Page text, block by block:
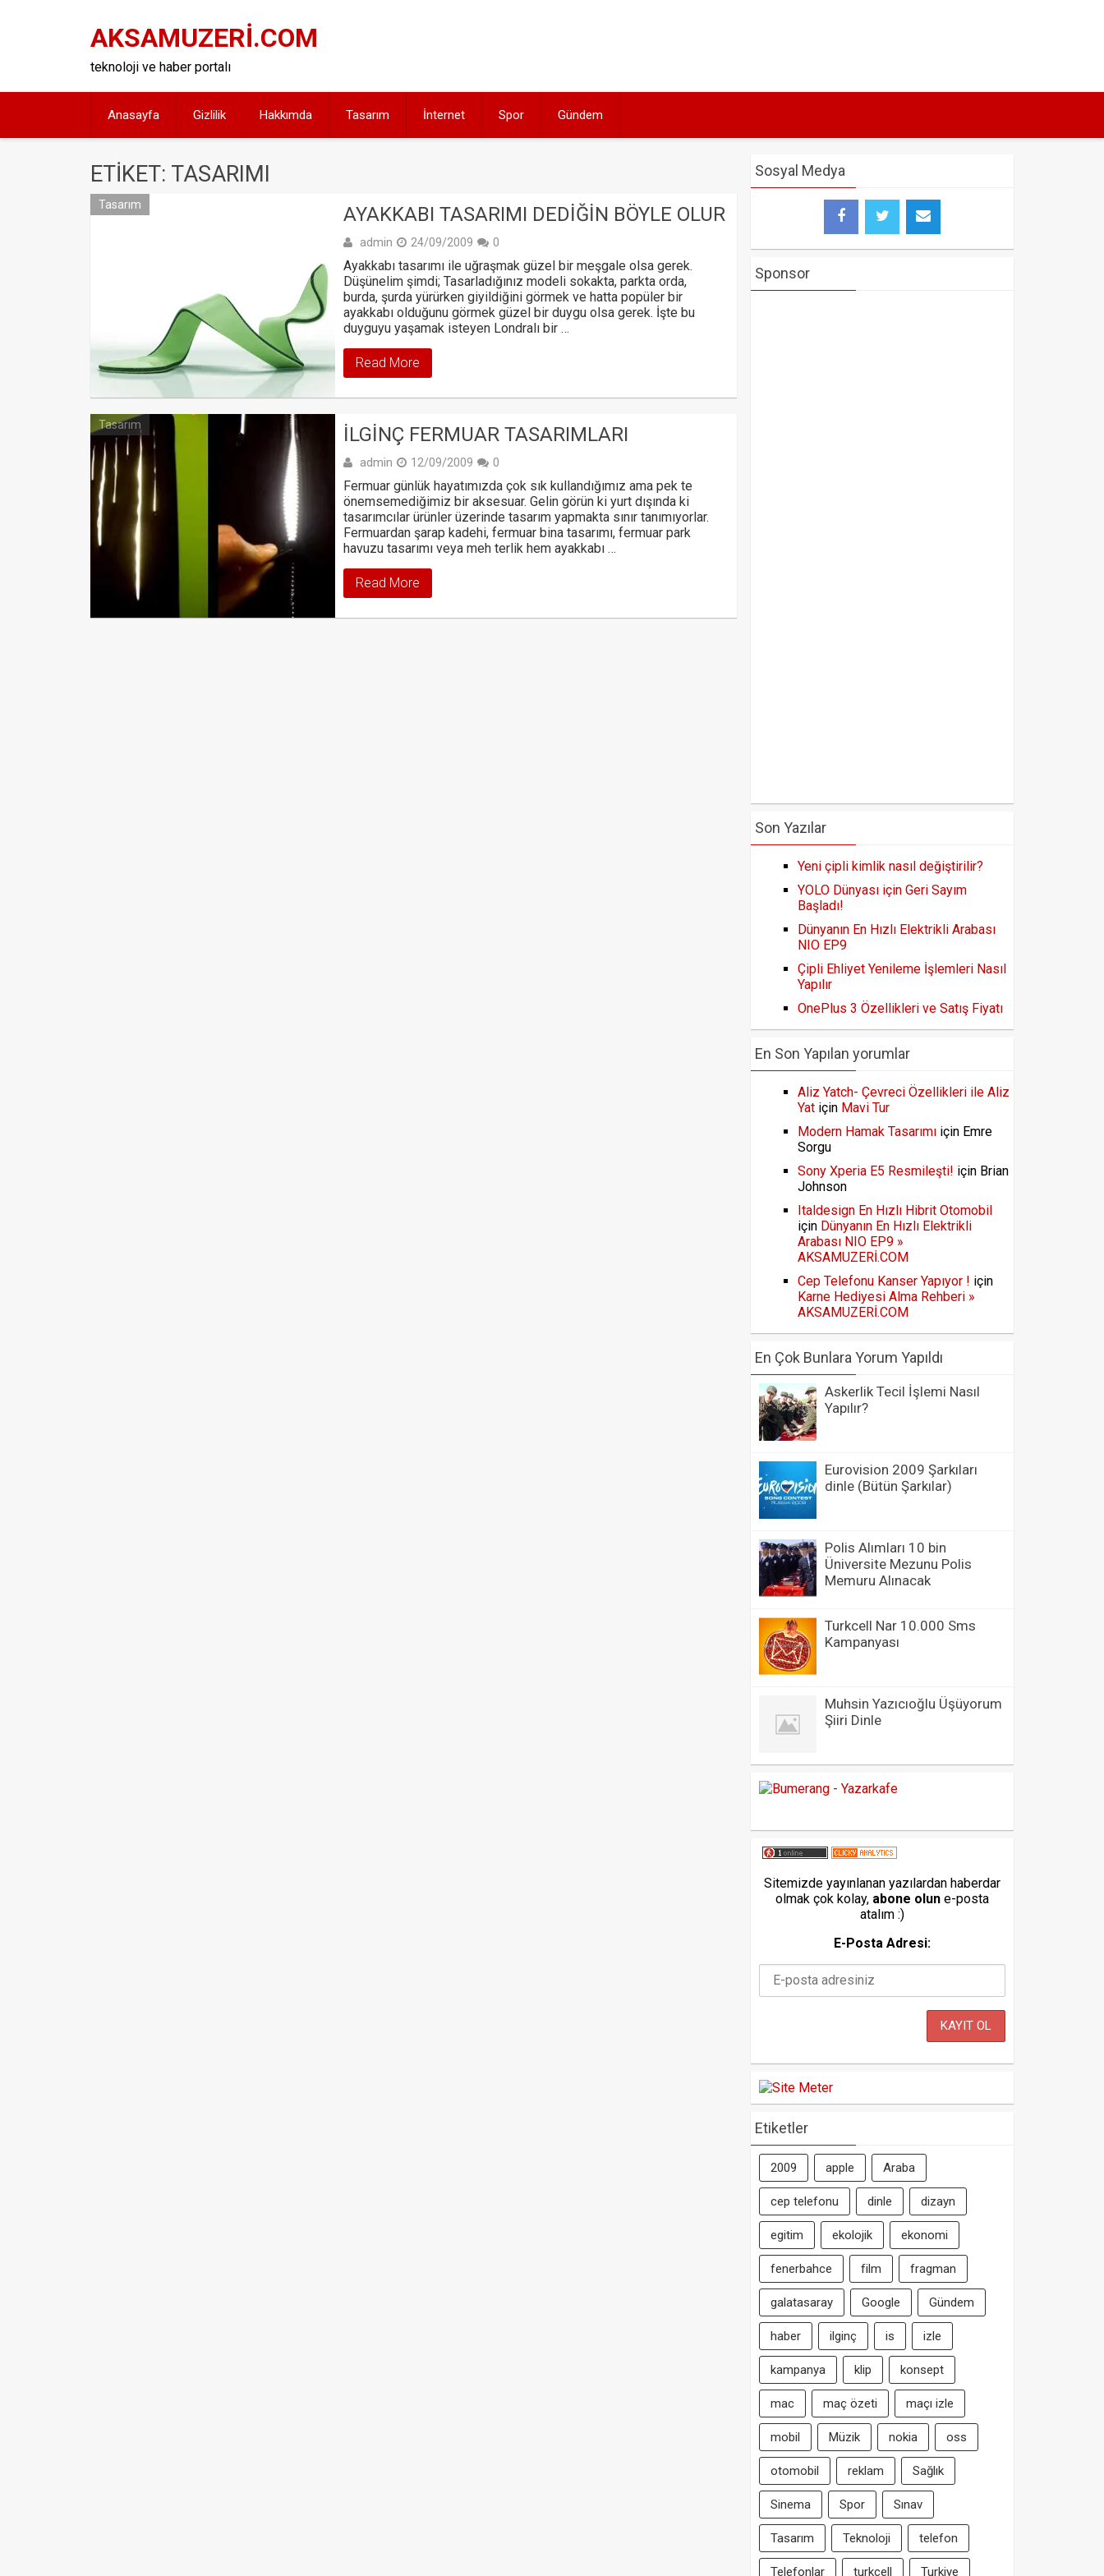
AKSAMUZERİ.COM
teknoloji ve haber portalı
Anasayfa Gizlilik Hakkımda Tasarım İnternet Spor Gündem
ETIKET: TASARIMI
Tasarım AYAKKABI TASARIMI DEDIĞIN BÖYLE OLUR
admin 24/09/2009 0
Ayakkabı tasarımı ile uğraşmak güzel bir meşgale olsa gerek.
Düşünelim şimdi; Tasarladığınız modeli sokakta, parkta orda,
burda, şurda yürürken giyildiğini görmek ve hatta popüler bir
ayakkabı olduğunu görmek güzel bir duygu olsa gerek. İşte bu
duyguyu yaşamak isteyen Londralı bir …
Read More
Tasarım İLGINÇ FERMUAR TASARIMLARI
admin 12/09/2009 0
Fermuar günlük hayatımızda çok sık kullandığımız ama pek te
önemsemediğimiz bir aksesuar. Gelin görün ki yurt dışında ki
tasarımcılar ürünler üzerinde tasarım yapmakta sınır tanımıyorlar.
Fermuardan şarap kadehi, fermuar bina tasarımı, fermuar park
havuzu tasarımı veya meh terlik hem ayakkabı …
Read More
Sosyal Medya
Sponsor
Son Yazılar
Yeni çipli kimlik nasıl değiştirilir?
YOLO Dünyası için Geri Sayım
Başladı!
Dünyanın En Hızlı Elektrikli Arabası
NIO EP9
Çipli Ehliyet Yenileme İşlemleri Nasıl
Yapılır
OnePlus 3 Özellikleri ve Satış Fiyatı
En Son Yapılan yorumlar
Aliz Yatch- Çevreci Özellikleri ile Aliz
Yat için Mavi Tur
Modern Hamak Tasarımı için Emre
Sorgu
Sony Xperia E5 Resmileşti! için Brian
Johnson
Italdesign En Hızlı Hibrit Otomobil
için Dünyanın En Hızlı Elektrikli
Arabası NIO EP9 »
AKSAMUZERİ.COM
Cep Telefonu Kanser Yapıyor ! için
Karne Hediyesi Alma Rehberi »
AKSAMUZERİ.COM
En Çok Bunlara Yorum Yapıldı
Askerlik Tecil İşlemi Nasıl
Yapılır?
Eurovision 2009 Şarkıları
dinle (Bütün Şarkılar)
Polis Alımları 10 bin
Üniversite Mezunu Polis
Memuru Alınacak
Turkcell Nar 10.000 Sms
Kampanyası
Muhsin Yazıcıoğlu Üşüyorum
Şiiri Dinle
Sitemizde yayınlanan yazılardan haberdar
olmak çok kolay, abone olun e-posta
atalım :)
E-Posta Adresi:
Etiketler
2009 apple Araba
cep telefonu dinle dizayn
egitim ekolojik ekonomi
fenerbahce film fragman
galatasaray Google Gündem
haber ilginç is izle
kampanya klip konsept
mac maç özeti maçı izle
mobil Müzik nokia oss
otomobil reklam Sağlık
Sinema Spor Sınav
Tasarım Teknoloji telefon
Telefonlar turkcell Turkiye